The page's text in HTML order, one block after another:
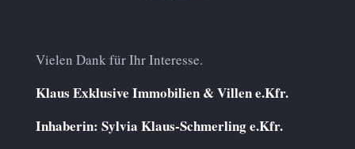
Vielen Dank für Ihr Interesse.
Klaus Exklusive Immobilien & Villen e.Kfr.
Inhaberin: Sylvia Klaus-Schmerling e.Kfr.